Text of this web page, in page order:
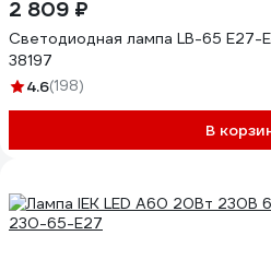
2 809 ₽
Светодиодная лампа LB-65 E27-
38197
4.6(198)
В